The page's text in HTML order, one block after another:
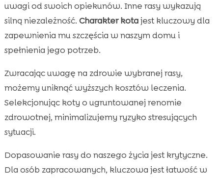
uwagi od swoich opiekunów. Inne rasy wykazują
silną niezależność. Charakter kotajest kluczowy dla
zapewnienia mu szczęścia w naszym domu i
spełnienia jego potrzeb.
Zwracając uwagę na zdrowie wybranej rasy,
możemy uniknąć wyższych kosztów leczenia.
Selekcjonując koty o ugruntowanej renomie
zdrowotnej, minimalizujemy ryzyko stresujących
sytuacji.
Dopasowanie rasy do naszego życia jest krytyczne.
Dla osób zapracowanych, kluczowa jest łatwość w